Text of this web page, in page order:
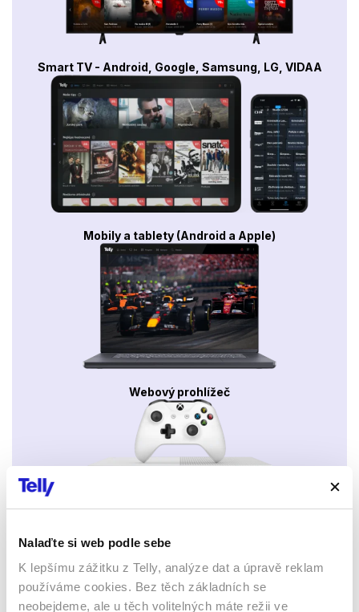
Nalaďte si web podle sebe
K lepšímu zážitku z Telly, analýze dat a úpravě reklam
používáme cookies. Bez těch základních se
neobejdeme, ale u těch volitelných máte režii ve
Smart TV - Android, Google, Samsung, LG, VIDAA
Mobily a tablety (Android a Apple)
Webový prohlížeč